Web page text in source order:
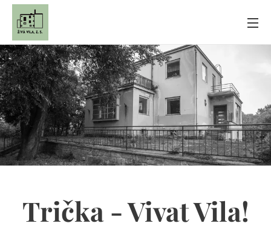
Trička - Vivat Vila!